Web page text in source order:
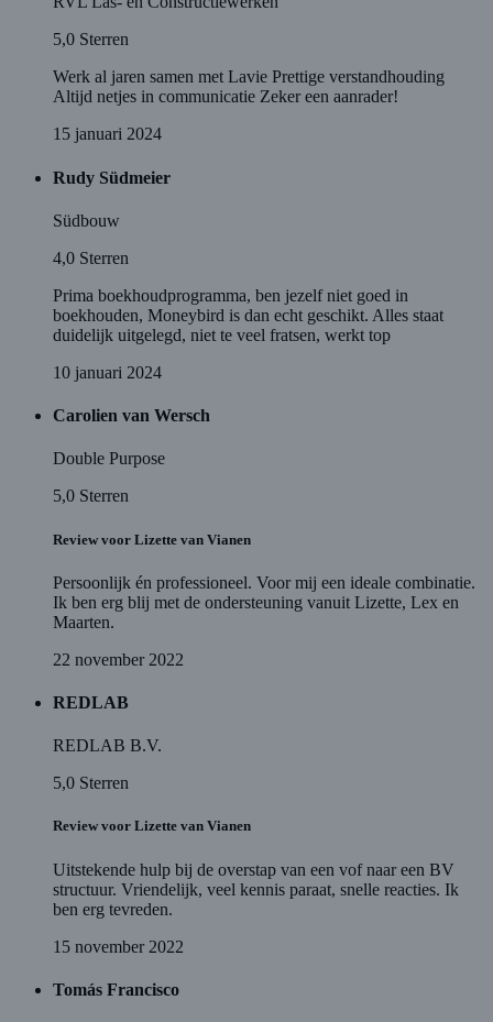
5,0 Sterren
Werk al jaren samen met Lavie Prettige verstandhouding
Altijd netjes in communicatie Zeker een aanrader!
15 januari 2024
Rudy Südmeier
Südbouw
4,0 Sterren
Prima boekhoudprogramma, ben jezelf niet goed in
boekhouden, Moneybird is dan echt geschikt. Alles staat
duidelijk uitgelegd, niet te veel fratsen, werkt top
10 januari 2024
Carolien van Wersch
Double Purpose
5,0 Sterren
Review voor Lizette van Vianen
Persoonlijk én professioneel. Voor mij een ideale combinatie.
Ik ben erg blij met de ondersteuning vanuit Lizette, Lex en
Maarten.
22 november 2022
REDLAB
REDLAB B.V.
5,0 Sterren
Review voor Lizette van Vianen
Uitstekende hulp bij de overstap van een vof naar een BV
structuur. Vriendelijk, veel kennis paraat, snelle reacties. Ik
ben erg tevreden.
15 november 2022
Tomás Francisco